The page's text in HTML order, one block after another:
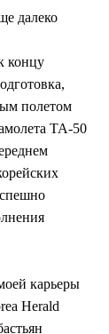
далеко
концу
полетом
ТА-50
карьеры
Herald